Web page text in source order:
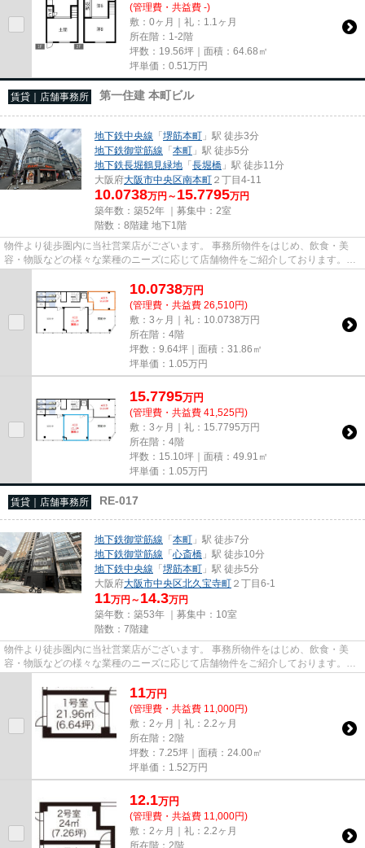
(管理費・共益費 -)
敷：0ヶ月｜礼：1.1ヶ月
所在階：1-2階
坪数：19.56坪｜面積：64.68㎡
坪単価： 0.51 万円
賃貸｜店舗事務所 第一住建 本町ビル
地下鉄中央線 「堺筋本町 」駅 徒歩3分
地下鉄御堂筋線 「本町 」駅 徒歩5分
地下鉄長堀鶴見緑地 「長堀橋 」駅 徒歩11分
大阪府大阪市中央区南本町 ２丁目4-11
10.0738万円～ 15.7795万円
築年数：築52年 ｜募集中： 2室
階数：8階建 地下1階
物件より徒歩圏内に当社営業店がございます。 事務所物件をはじめ、飲食・美
容・物販などの様々な業種のニーズに応じて店舗物件をご紹介しております。
尚、弊社ではおとり広告は一切...
10.0738万円
(管理費・共益費 26,510円)
敷：3ヶ月｜礼：10.0738万円
所在階：4階
坪数：9.64坪｜面積：31.86㎡
坪単価： 1.05万円
15.7795万円
(管理費・共益費 41,525円)
敷：3ヶ月｜礼：15.7795万円
所在階：4階
坪数：15.10坪｜面積：49.91㎡
坪単価： 1.05万円
賃貸｜店舗事務所 RE-017
地下鉄御堂筋線 「本町 」駅 徒歩7分
地下鉄御堂筋線 「心斎橋 」駅 徒歩10分
地下鉄中央線 「堺筋本町 」駅 徒歩5分
大阪府大阪市中央区北久宝寺町 ２丁目6-1
11万円～ 14.3万円
築年数：築53年 ｜募集中： 10室
階数：7階建
物件より徒歩圏内に当社営業店がございます。 事務所物件をはじめ、飲食・美
容・物販などの様々な業種のニーズに応じて店舗物件をご紹介しております。
尚、弊社ではおとり広告は一切...
11万円
(管理費・共益費 11,000円)
敷：2ヶ月｜礼：2.2ヶ月
所在階：2階
坪数：7.25坪｜面積：24.00㎡
坪単価： 1.52万円
12.1万円
(管理費・共益費 11,000円)
敷：2ヶ月｜礼：2.2ヶ月
所在階：2階